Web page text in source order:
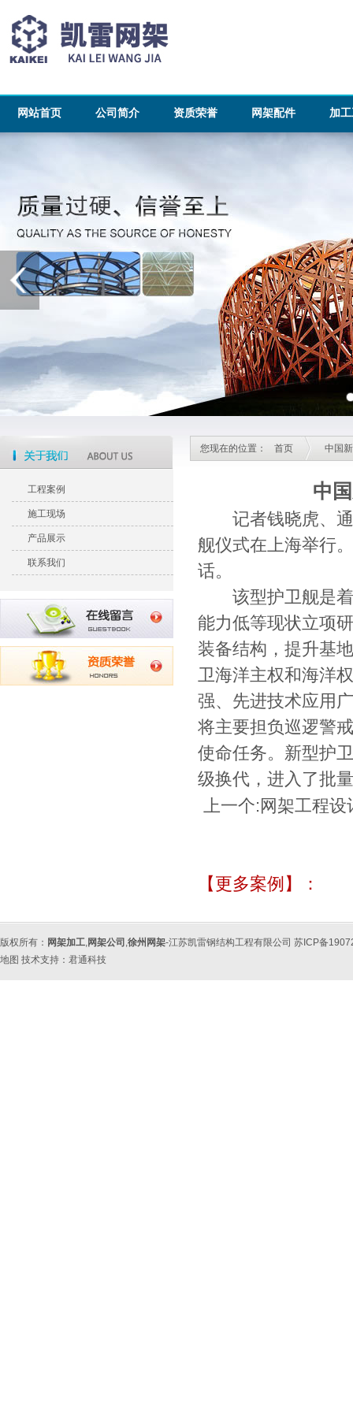
网站首页 公司简介 资质荣誉 网架配件 加
工程案例
施工现场
产品展示
联系我们
您现在的位置： 首页 中国
中
记者钱晓虎、通
舰仪式在上海举行
话。
该型护卫舰是着
能力低等现状立项
装备结构，提升基
卫海洋主权和海洋
强、先进技术应用
将主要担负巡逻警
使命任务。新型护
级换代，进入了批
上一个: 网架工程
【更多案例】：
版权所有： 网架加工,网架公司 ,徐州网架-江苏凯雷钢结构工程有限公司 苏ICP备
地图 技术支持： 君通科技